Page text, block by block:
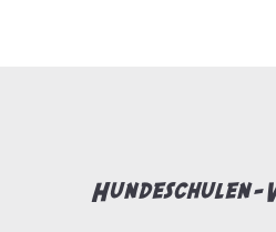
Hundeschulen-